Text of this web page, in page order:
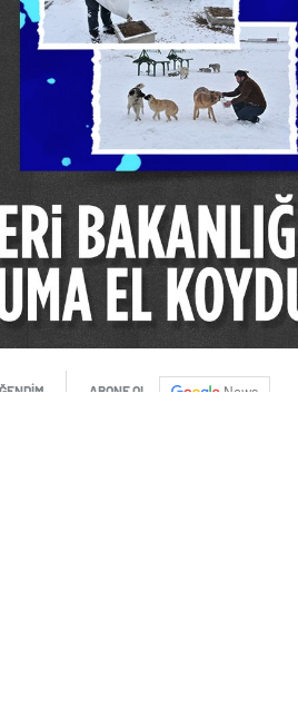
ABONE OL News